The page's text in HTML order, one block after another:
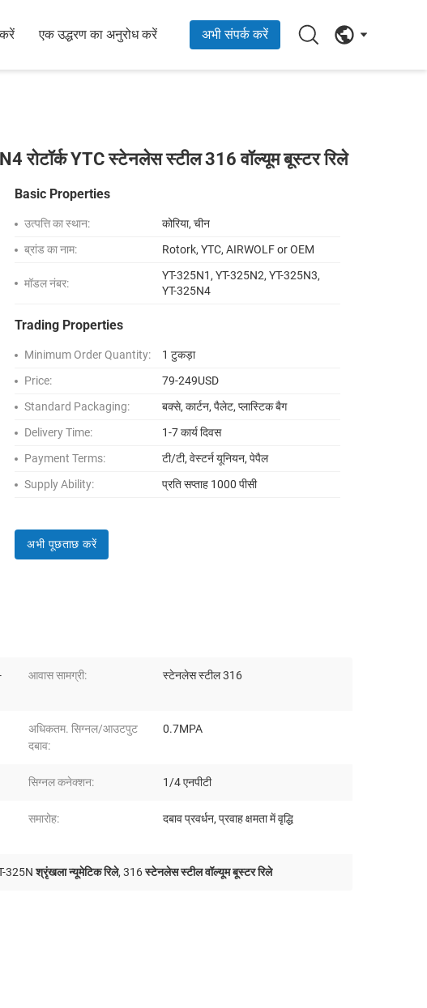
एक उद्धरण का अनुरोध करें अभी संपर्क करें
YTC स्टेनलेस स्टील 316 वॉल्यूम बूस्टर रिले
Basic Properties
उत्पत्ति का स्थान:
कोरिया, चीन
ब्रांड का नाम:
Rotork, YTC, AIRWOLF or OEM
मॉडल नंबर:
YT-325N1, YT-325N2, YT-325N3,
YT-325N4
Trading Properties
Minimum Order Quantity:
1 टुकड़ा
Price:
79-249USD
Standard Packaging:
बक्से, कार्टन, पैलेट, प्लास्टिक बैग
Delivery Time:
1-7 कार्य दिवस
Payment Terms:
टी/टी, वेस्टर्न यूनियन, पेपैल
Supply Ability:
प्रति सप्ताह 1000 पीसी
अभी पूछताछ करें
आवास सामग्री: स्टेनलेस स्टील 316
अधिकतम. सिग्नल/आउटपुट
दबाव:
0.7MPA
सिग्नल कनेक्शन: 1/4 एनपीटी
समारोह: दबाव प्रवर्धन, प्रवाह क्षमता में वृद्धि
325N श्रृंखला न्यूमेटिक रिले, 316 स्टेनलेस स्टील वॉल्यूम बूस्टर रिले